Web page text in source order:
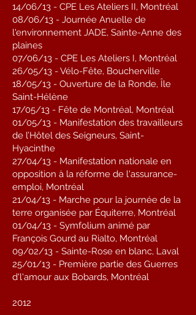
14/06/13 - CPE Les Ateliers II, Montréal
08/06/13 - Journée Anuelle de
l'environnement JADE, Sainte-Anne des
plaines
07/06/13 - CPE Les Ateliers I, Montréal
26/05/13 - Vélo-Fête, Boucherville
18/05/13 - Ouverture de la Ronde, Île
Saint-Hélène
17/05/13 - Fête de Montréal, Montréal
01/05/13 - Manifestation des travailleurs
de l’Hôtel des Seigneurs, Saint-
Hyacinthe
27/04/13 - Manifestation nationale en
opposition à la réforme de l'assurance-
emploi, Montréal
21/04/13 - Marche pour la journée de la
terre organisée par Équiterre, Montréal
01/04/13 - Symfolium animé par
François Gourd au Rialto, Montréal
09/02/13 - Sainte-Rose en blanc, Laval
25/01/13 - Première partie des Guerres
d'l'amour aux Bobards, Montréal
2012